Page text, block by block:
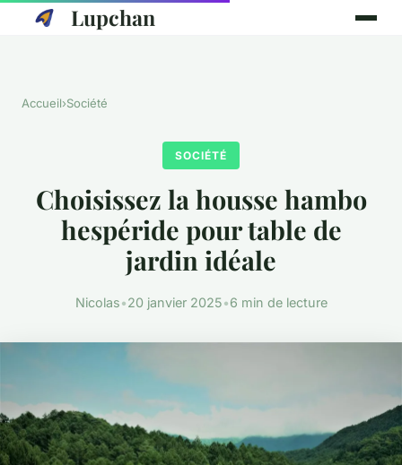
Lupchan
Accueil›Société
SOCIÉTÉ
Choisissez la housse hambo
hespéride pour table de
jardin idéale
Nicolas•20 janvier 2025•6 min de lecture